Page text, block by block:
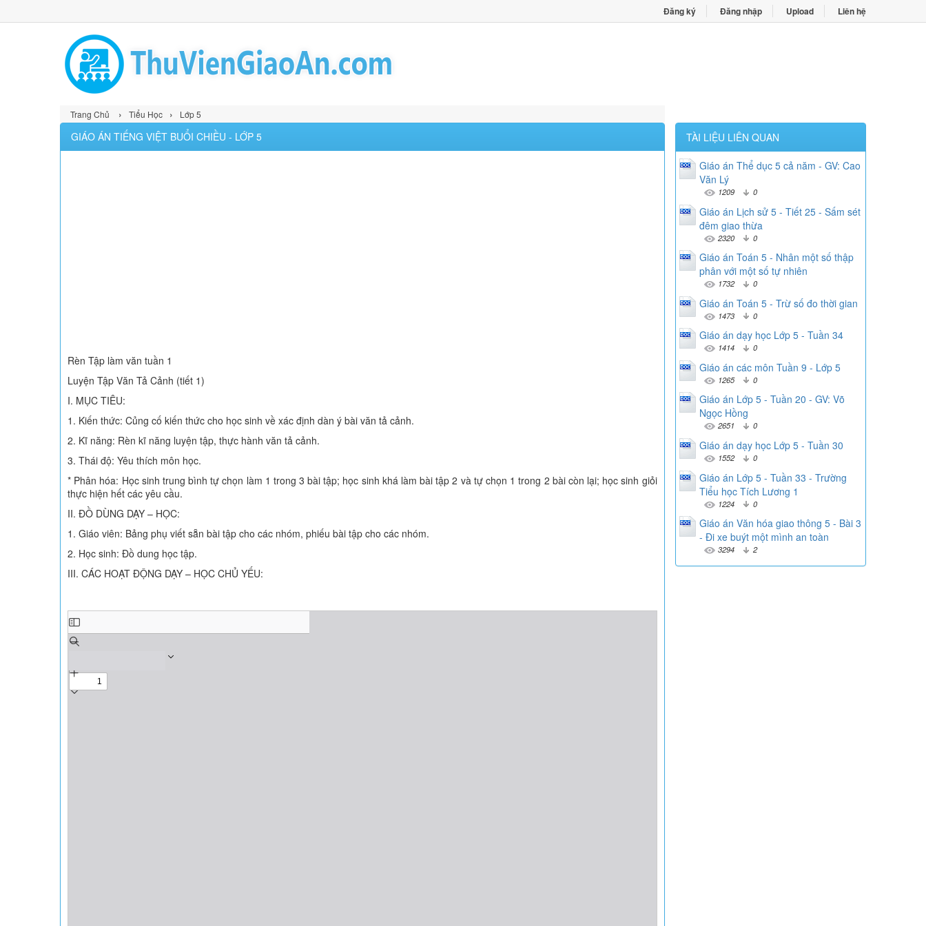
Đăng ký Đăng nhập Upload Liên hệ
Trang Chủ › Tiểu Học › Lớp 5
GIÁO ÁN TIẾNG VIỆT BUỔI CHIỀU - LỚP 5
Rèn Tập làm văn tuần 1
Luyện Tập Văn Tả Cảnh (tiết 1)
I. MỤC TIÊU:
1. Kiến thức: Củng cố kiến thức cho học sinh về xác định dàn ý bài văn tả cảnh.
2. Kĩ năng: Rèn kĩ năng luyện tập, thực hành văn tả cảnh.
3. Thái độ: Yêu thích môn học.
* Phân hóa: Học sinh trung bình tự chọn làm 1 trong 3 bài tập; học sinh khá làm bài tập 2 và tự chọn 1 trong 2 bài còn lại; học sinh giỏi
thực hiện hết các yêu cầu.
II. ĐỒ DÙNG DẠY – HỌC:
1. Giáo viên: Bảng phụ viết sẵn bài tập cho các nhóm, phiếu bài tập cho các nhóm.
2. Học sinh: Đồ dung học tập.
III. CÁC HOẠT ĐỘNG DẠY – HỌC CHỦ YẾU:
TÀI LIỆU LIÊN QUAN
Giáo án Thể dục 5 cả năm - GV: Cao
Văn Lý
1209 0
Giáo án Lịch sử 5 - Tiết 25 - Sấm sét
đêm giao thừa
2320 0
Giáo án Toán 5 - Nhân một số thập
phân với một số tự nhiên
1732 0
Giáo án Toán 5 - Trừ số đo thời gian
1473 0
Giáo án dạy học Lớp 5 - Tuần 34
1414 0
Giáo án các môn Tuần 9 - Lớp 5
1265 0
Giáo án Lớp 5 - Tuần 20 - GV: Võ
Ngọc Hồng
2651 0
Giáo án dạy học Lớp 5 - Tuần 30
1552 0
Giáo án Lớp 5 - Tuần 33 - Trường
Tiểu học Tích Lương 1
1224 0
Giáo án Văn hóa giao thông 5 - Bài 3
- Đi xe buýt một mình an toàn
3294 2